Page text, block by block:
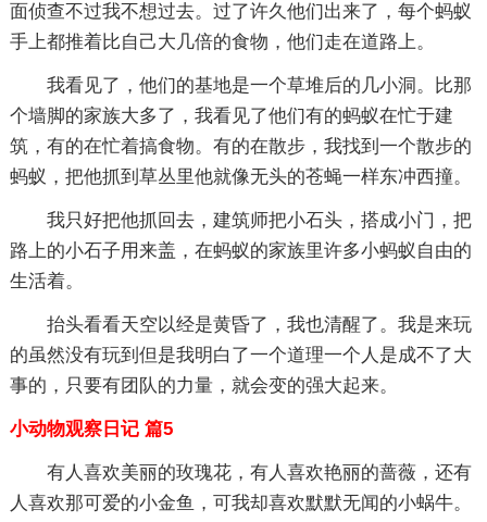
面侦查不过我不想过去。过了许久他们出来了，每个蚂蚁
手上都推着比自己大几倍的食物，他们走在道路上。
我看见了，他们的基地是一个草堆后的几小洞。比那
个墙脚的家族大多了，我看见了他们有的蚂蚁在忙于建
筑，有的在忙着搞食物。有的在散步，我找到一个散步的
蚂蚁，把他抓到草丛里他就像无头的苍蝇一样东冲西撞。
我只好把他抓回去，建筑师把小石头，搭成小门，把
路上的小石子用来盖，在蚂蚁的家族里许多小蚂蚁自由的
生活着。
抬头看看天空以经是黄昏了，我也清醒了。我是来玩
的虽然没有玩到但是我明白了一个道理一个人是成不了大
事的，只要有团队的力量，就会变的强大起来。
小动物观察日记 篇5
有人喜欢美丽的玫瑰花，有人喜欢艳丽的蔷薇，还有
人喜欢那可爱的小金鱼，可我却喜欢默默无闻的小蜗牛。